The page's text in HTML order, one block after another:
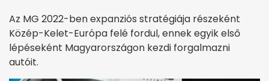
Az MG 2022-ben expanziós stratégiája részeként
Közép-Kelet-Európa felé fordul, ennek egyik első
lépéseként Magyarországon kezdi forgalmazni
autóit.